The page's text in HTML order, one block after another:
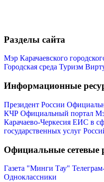
Разделы сайта
Мэр Карачаевского
Городская среда Туризм
Информационные
Президент России
КЧР Официальный портал
Карачаево-Черкесия ЕИС в
государственных услуг
Официальные сетевые
Газета "Минги Тау"
Одноклассники